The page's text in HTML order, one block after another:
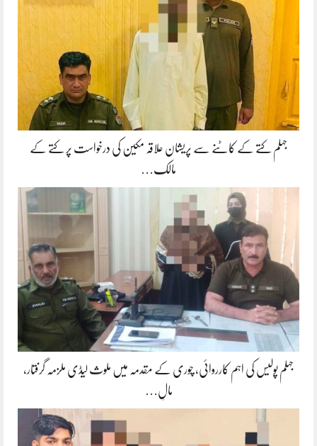
جہلم کتے کے کاٹنے سے پریشان علاقہ مکین کی درخواست پر کتے کے
مالک…
جہلم پولیس کی اہم کارروائی، چوری کے مقدمہ میں ملوث لیڈی ملزمہ گرفتار،
مالِ…